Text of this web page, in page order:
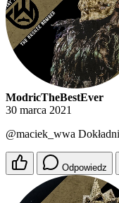
ModricTheBestEver
30 marca 2021
@maciek_wwa
Odpowiedz